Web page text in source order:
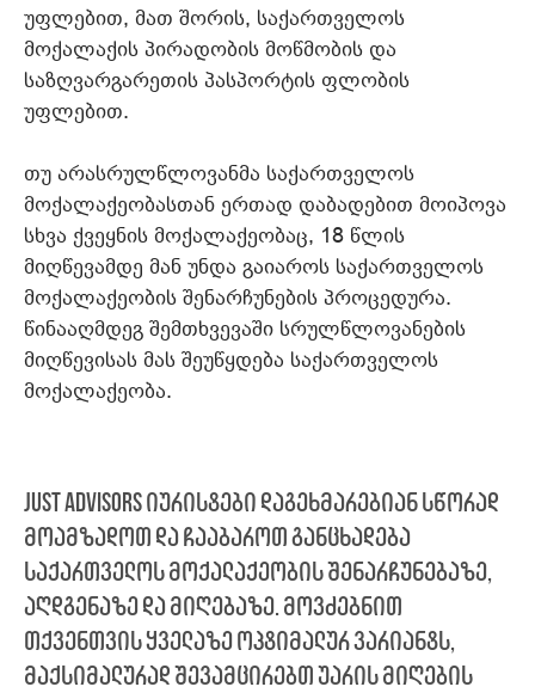
უფლებით, მათ შორის, საქართველოს
მოქალაქის პირადობის მოწმობის და
საზღვარგარეთის პასპორტის ფლობის
უფლებით.
თუ არასრულწლოვანმა საქართველოს
მოქალაქეობასთან ერთად დაბადებით მოიპოვა
სხვა ქვეყნის მოქალაქეობაც, 18 წლის
მიღწევამდე მან უნდა გაიაროს საქართველოს
მოქალაქეობის შენარჩუნების პროცედურა.
წინააღმდეგ შემთხვევაში სრულწლოვანების
მიღწევისას მას შეუწყდება საქართველოს
მოქალაქეობა.
JUST Advisors იურისტები დაგეხმარებიან სწორად
მოამზადოთ და ჩააბაროთ განცხადება
საქართველოს მოქალაქეობის შენარჩუნებაზე,
აღდგენაზე და მიღებაზე. მოვძებნით
თქვენთვის ყველაზე ოპტიმალურ ვარიანტს,
მაქსიმალურად შევამცირებთ უარის მიღების